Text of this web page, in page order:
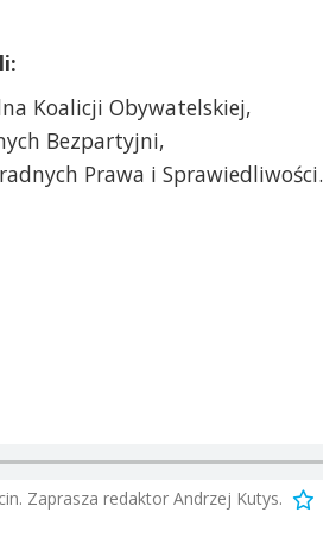
Koalicji Obywatelskiej,
Bezpartyjni,
Prawa i Sprawiedliwości.
Zaprasza redaktor Andrzej Kutys.